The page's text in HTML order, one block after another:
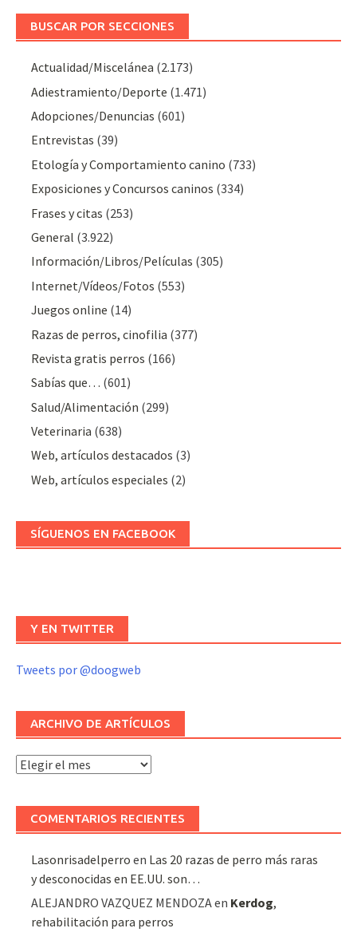
BUSCAR POR SECCIONES
Actualidad/Miscelánea (2.173)
Adiestramiento/Deporte (1.471)
Adopciones/Denuncias (601)
Entrevistas (39)
Etología y Comportamiento canino (733)
Exposiciones y Concursos caninos (334)
Frases y citas (253)
General (3.922)
Información/Libros/Películas (305)
Internet/Vídeos/Fotos (553)
Juegos online (14)
Razas de perros, cinofilia (377)
Revista gratis perros (166)
Sabías que… (601)
Salud/Alimentación (299)
Veterinaria (638)
Web, artículos destacados (3)
Web, artículos especiales (2)
SÍGUENOS EN FACEBOOK
Y EN TWITTER
Tweets por @doogweb
ARCHIVO DE ARTÍCULOS
Archivo
COMENTARIOS RECIENTES
Lasonrisadelperro en Las 20 razas de perro más raras
y desconocidas en EE.UU. son…
ALEJANDRO VAZQUEZ MENDOZAen Kerdog,
rehabilitación para perros